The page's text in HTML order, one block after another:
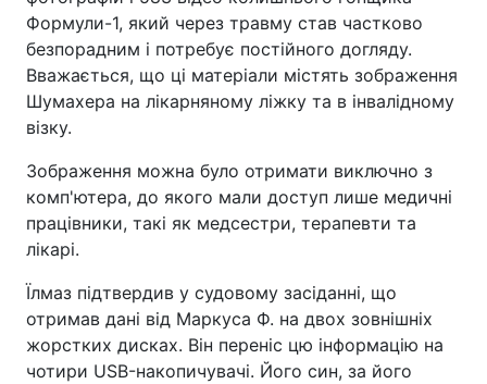
Формули-1, який через травму став частково
безпорадним і потребує постійного догляду.
Вважається, що ці матеріали містять зображення
Шумахера на лікарняному ліжку та в інвалідному
візку.
Зображення можна було отримати виключно з
комп'ютера, до якого мали доступ лише медичні
працівники, такі як медсестри, терапевти та
лікарі.
Їлмаз підтвердив у судовому засіданні, що
отримав дані від Маркуса Ф. на двох зовнішніх
жорстких дисках. Він переніс цю інформацію на
чотири USB-накопичувачі. Його син, за його